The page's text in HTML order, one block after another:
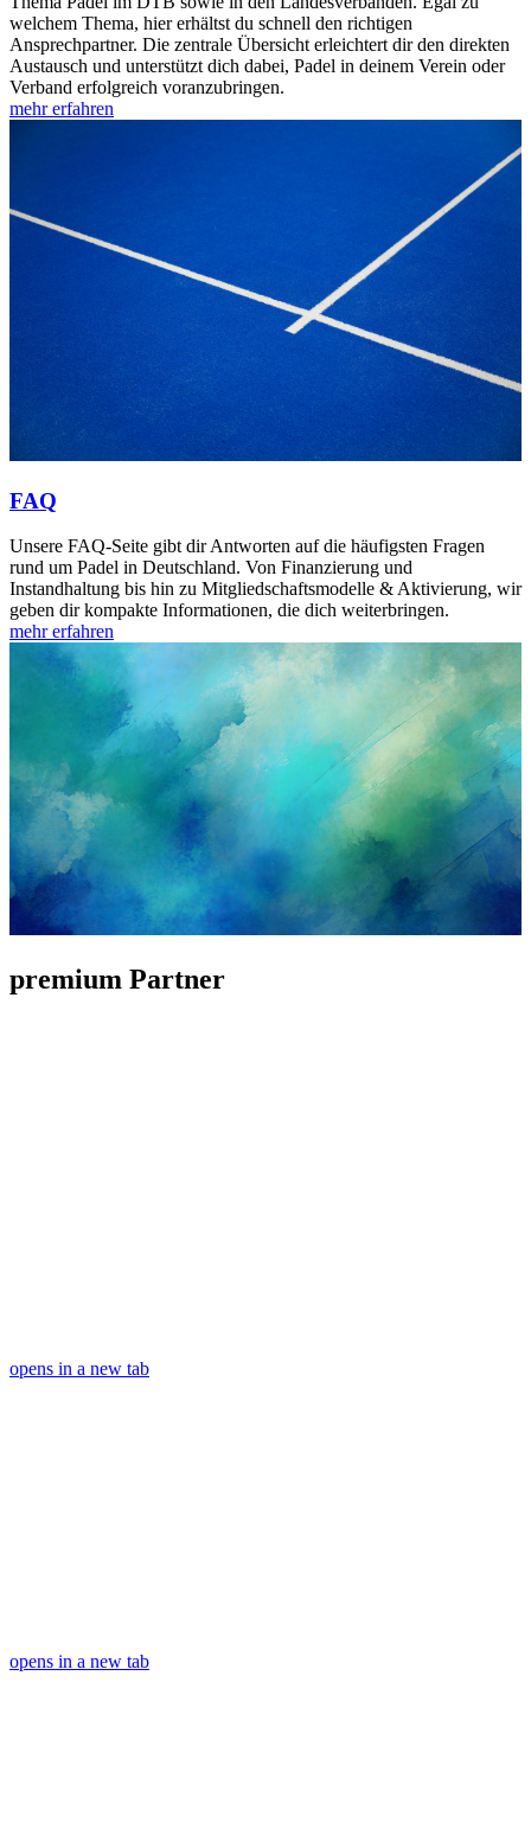
soziale Medien, Werbung und Analysen weiter. Unsere
Partner führen diese Informationen möglicherweise mit
weiteren Daten zusammen, die Sie ihnen bereitgestellt
haben oder die sie im Rahmen Ihrer Nutzung der Dienste
welchem Thema, hier erhältst du schnell den richtigen
Ansprechpartner. Die zentrale Übersicht erleichtert dir den direkten
Austausch und unterstützt dich dabei, Padel in deinem Verein oder
Verband erfolgreich voranzubringen.
mehr erfahren
FAQ
Unsere FAQ-Seite gibt dir Antworten auf die häufigsten Fragen
rund um Padel in Deutschland. Von Finanzierung und
Instandhaltung bis hin zu Mitgliedschaftsmodelle & Aktivierung, wir
geben dir kompakte Informationen, die dich weiterbringen.
mehr erfahren
premium Partner
opens in a new tab
opens in a new tab